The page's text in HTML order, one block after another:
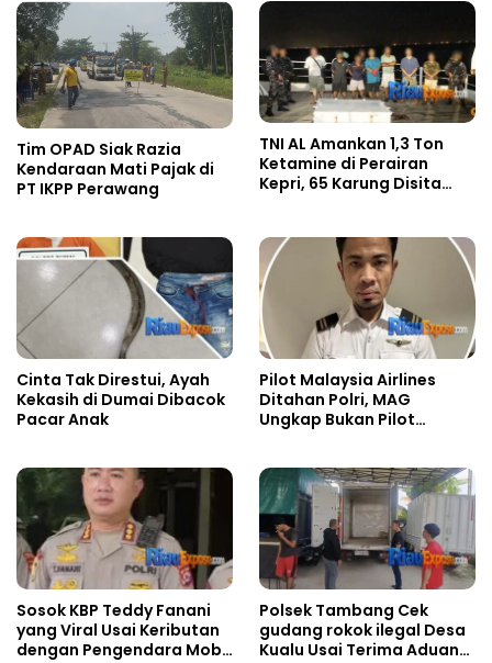
Tim OPAD Siak Razia
Kendaraan Mati Pajak di
PT IKPP Perawang
TNI AL Amankan 1,3 Ton
Ketamine di Perairan
Kepri, 65 Karung Disita
Cinta Tak Direstui, Ayah
Kekasih di Dumai Dibacok
Pacar Anak
Pilot Malaysia Airlines
Ditahan Polri, MAG
Ungkap Bukan Pilot
Sosok KBP Teddy Fanani
yang Viral Usai Keributan
dengan Pengendara Mobil
Polsek Tambang Cek
gudang rokok ilegal Desa
Kualu Usai Terima Aduan